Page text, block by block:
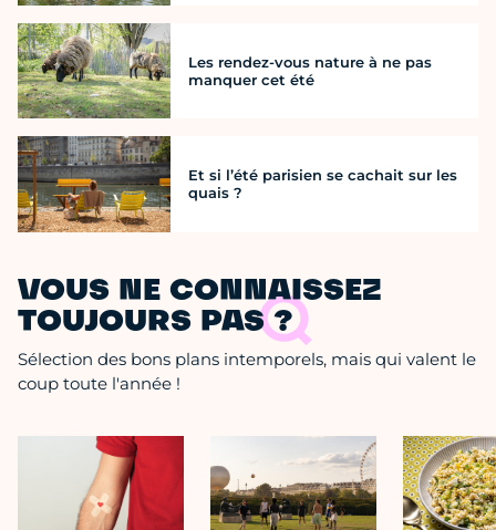
Les rendez-vous nature à ne pas
manquer cet été
Et si l’été parisien se cachait sur les
quais ?
VOUS NE CONNAISSEZ
TOUJOURS PAS ?
Sélection des bons plans intemporels, mais qui valent le
coup toute l'année !